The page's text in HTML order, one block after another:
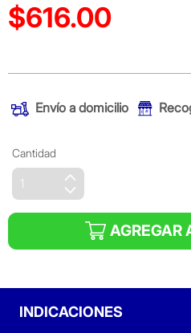
Precio reducido de
$616.00
Envío a domicilio
Cantidad
AGREGAR
INDICACIONES